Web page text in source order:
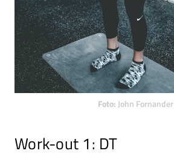
Foto: John Fornander
Work-out 1: DT